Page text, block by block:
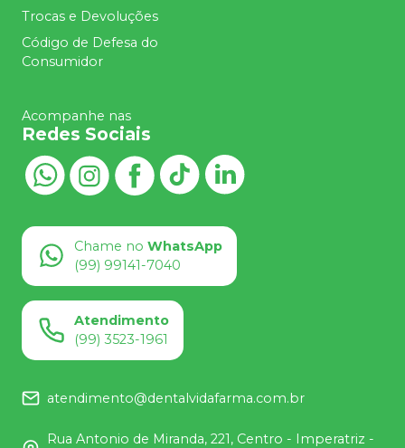
Trocas e Devoluções
Código de Defesa do
Consumidor
Acompanhe nas
Redes Sociais
Chame no WhatsApp
(99) 99141-7040
Atendimento
(99) 3523-1961
atendimento@dentalvidafarma.com.br
Rua Antonio de Miranda, 221, Centro - Imperatriz -